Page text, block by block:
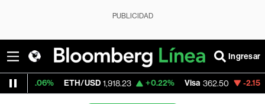
PUBLICIDAD
Ingresar
ETH/USD 1,918.23 +0.22% Visa 362.50 -2.15%